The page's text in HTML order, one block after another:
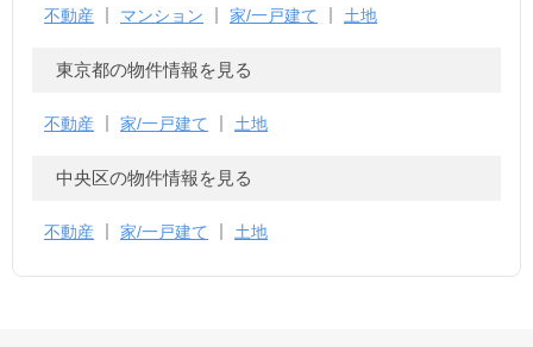
不動産 マンション 家/一戸建て 土地
東京都の物件情報を見る
不動産 家/一戸建て 土地
中央区の物件情報を見る
不動産 家/一戸建て 土地